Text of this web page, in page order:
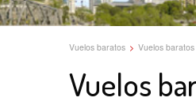
Vuelos baratos > Vuelos
Vuelos